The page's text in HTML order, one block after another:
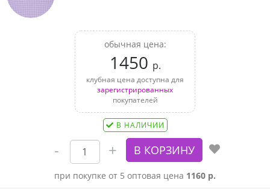
обычная цена:
1450 р.
клубная цена доступна для
зарегистрированных
покупателей
В НАЛИЧИИ
при покупке от 5 оптовая цена 1160 р.